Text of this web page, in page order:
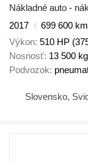
Nákladné auto -
2017
699 600 km
Výkon 510 HP
Nosnosť 13 500 kg
Podvozok
Slovensko,